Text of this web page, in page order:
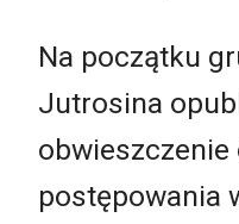
Na początku
Jutrosina
postępowania